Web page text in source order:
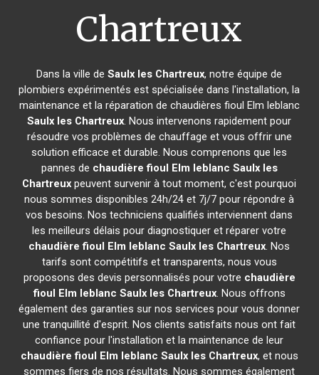
Chartreux
Dans la ville deSaulx les Chartreux, notre équipe de
plombiers expérimentés est spécialisée dans l'installation, la
maintenance et la réparation de chaudières fioul Elm leblanc
Saulx les Chartreux. Nous intervenons rapidement pour
résoudre vos problèmes de chauffage et vous offrir une
solution efficace et durable. Nous comprenons que les
pannes de chaudière fioul Elm leblanc Saulx les
Chartreux peuvent survenir à tout moment, c'est pourquoi
nous sommes disponibles 24h/24 et 7j/7 pour répondre à
vos besoins. Nos techniciens qualifiés interviennent dans
les meilleurs délais pour diagnostiquer et réparer votre
chaudière fioul Elm leblanc Saulx les Chartreux. Nos
tarifs sont compétitifs et transparents, nous vous
proposons des devis personnalisés pour votre chaudière
fioul Elm leblanc Saulx les Chartreux. Nous offrons
également des garanties sur nos services pour vous donner
une tranquillité d'esprit. Nos clients satisfaits nous ont fait
confiance pour l'installation et la maintenance de leur
chaudière fioul Elm leblanc Saulx les Chartreux, et nous
sommes fiers de nos résultats. Nous sommes également